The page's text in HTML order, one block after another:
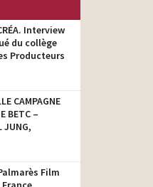
Interview
du collège
Producteurs
CAMPAGNE
BETC –
JUNG,
Film